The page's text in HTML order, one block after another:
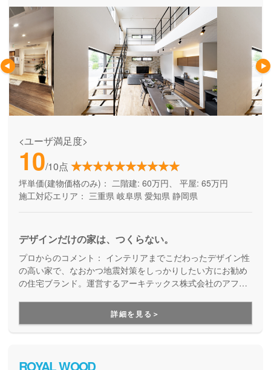
<ユーザ満足度>
10/10点
坪単価(建物価格のみ)： 二階建: 60万円、 平屋: 65万円
施工対応エリア： 三重県 岐阜県 愛知県 静岡県
デザインだけの家は、つくらない。
プロからのコメント：
の高い家で、なおかつ地震対策をしっかりしたい方にお勧め
の住宅ブランド。運営するアーキテックス株式会社のアフタ
を建てた後のお悩みにも、修繕などの知識に長けた精鋭が確
かな技術で細やかに対応してくれます。
詳細を見る＞
ROYAL WOOD